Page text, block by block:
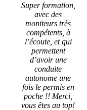
Super formation,
avec des
moniteurs très
compétents, à
l’écoute, et qui
permettent
d’avoir une
conduite
autonome une
fois le permis en
poche !! Merci,
vous êtes au top!